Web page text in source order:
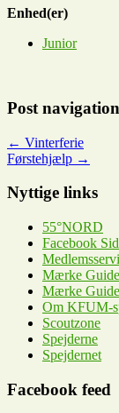
Enhed(er)
Junior
Post navigation
← Vinterferie
Førstehjælp →
Nyttige links
55°NORD
Facebook
Mærke
Mærke
Om KFUM-
Scoutzone
Spejderne
Spejdernet
Facebook feed